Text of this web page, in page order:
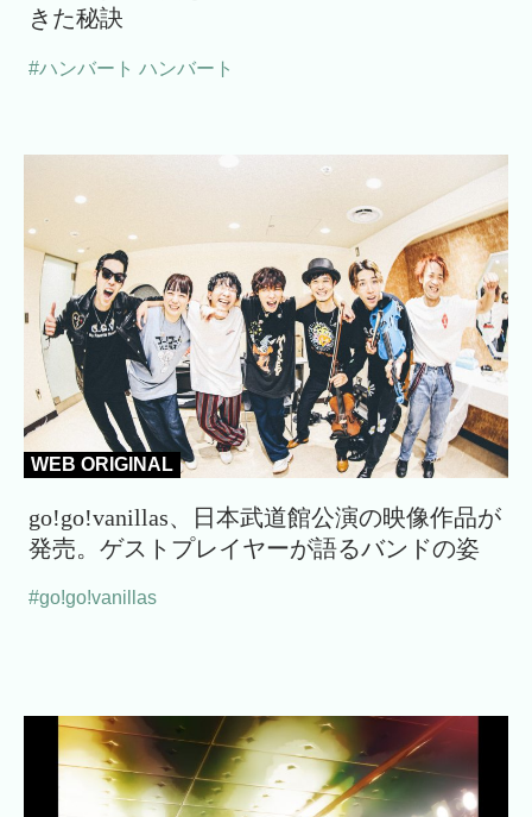
きた秘訣
#ハンバート ハンバート
WEB ORIGINAL
go!go!vanillas、日本武道館公演の映像作品が
発売。ゲストプレイヤーが語るバンドの姿
#go!go!vanillas